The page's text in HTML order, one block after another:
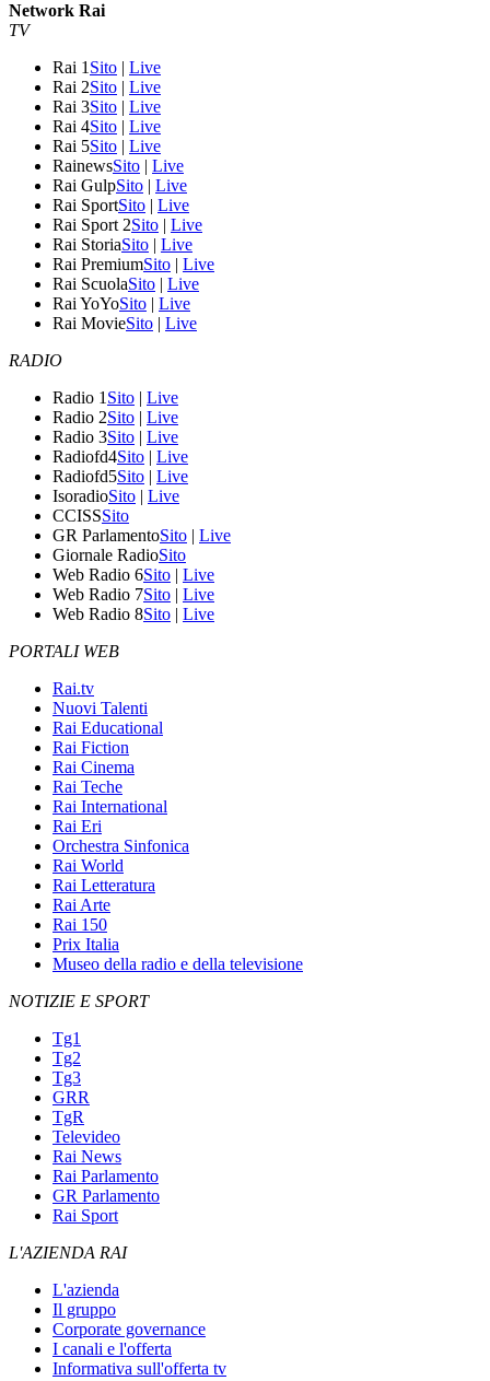
Network Rai
TV
Rai 1 Sito | Live
Rai 2Sito | Live
Rai 3Sito | Live
Rai 4Sito | Live
Rai 5Sito | Live
RainewsSito | Live
Rai GulpSito | Live
Rai SportSito | Live
Rai Sport 2Sito | Live
Rai StoriaSito | Live
Rai PremiumSito | Live
Rai ScuolaSito | Live
Rai YoYoSito | Live
Rai MovieSito | Live
RADIO
Radio 1 Sito | Live
Radio 2Sito | Live
Radio 3Sito | Live
Radiofd4Sito | Live
Radiofd5Sito | Live
IsoradioSito | Live
CCISSSito
GR ParlamentoSito | Live
Giornale RadioSito
Web Radio 6Sito | Live
Web Radio 7Sito | Live
Web Radio 8Sito | Live
PORTALI WEB
Rai.tv
Nuovi Talenti
Rai Educational
Rai Fiction
Rai Cinema
Rai Teche
Rai International
Rai Eri
Orchestra Sinfonica
Rai World
Rai Letteratura
Rai Arte
Rai 150
Prix Italia
Museo della radio e della televisione
NOTIZIE E SPORT
Tg1
Tg2
Tg3
GRR
TgR
Televideo
Rai News
Rai Parlamento
GR Parlamento
Rai Sport
L'AZIENDA RAI
L'azienda
Il gruppo
Corporate governance
I canali e l'offerta
Informativa sull'offerta tv